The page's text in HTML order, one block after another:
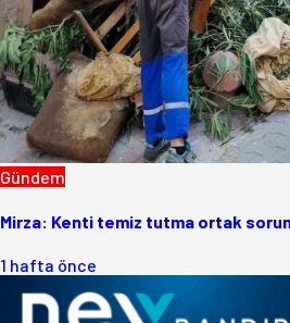
Gündem
Mirza: Kenti temiz tutma ortak
1 hafta önce